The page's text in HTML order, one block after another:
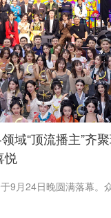
域“顶流播主”齐
悦
9月24日晚圆满落幕。